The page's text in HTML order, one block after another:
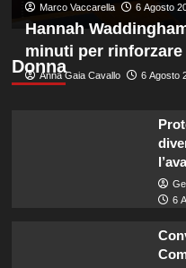
argento
nel
sincro
dalla
piattaforma
Marco Vaccarella 6 Agosto
Donna
Hannah
minuti per rinforzare
Anna Gaia Cavallo 6 Agosto
6